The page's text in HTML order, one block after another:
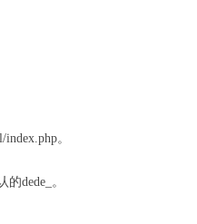
index.php。
dede_。